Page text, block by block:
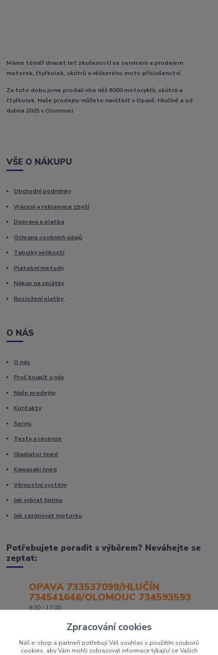
Máme téměř dvacet let zkušeností se servisem a prodejem
motorek, čtyřkolek, skútrů a věškerého moto příslušenství.
Za tuto dobu jsme prodali více něž 6000 motocyklů, skútrů a
čtyřkolek. Naše prodejny můžete navštívit v Opavě, Hlučíně a od
dubna 2025 v Olomouci.
VŠE O NÁKUPU
Obchodní podmínky
Vrácení a reklamace zboží
Doprava a platba
Ochrana osobních údajů
Tabulky velikostí
Platební metody
Nákup na splátky
Rozložení platby
O NÁS
O nás
Proč koupit u nás
Naše prodejny
Kontakty
Servis
Testy a recenze
Gladiator hned
Kawasaki hned
Věrnostní systém
Jak vybrat helmu
Jak zazimovat motorku
Potřebujete poradit s výběrem? Neváhejte se
zeptat:
OPAVA 733537099/HLUČÍN
734541648/OLOMOUC 734593593
8:30 - 17:00
Zpracování cookies
Náš e-shop a partneři potřebují Váš souhlas s použitím souborů
cookies, aby Vám mohli zobrazovat informace týkající se Vašich